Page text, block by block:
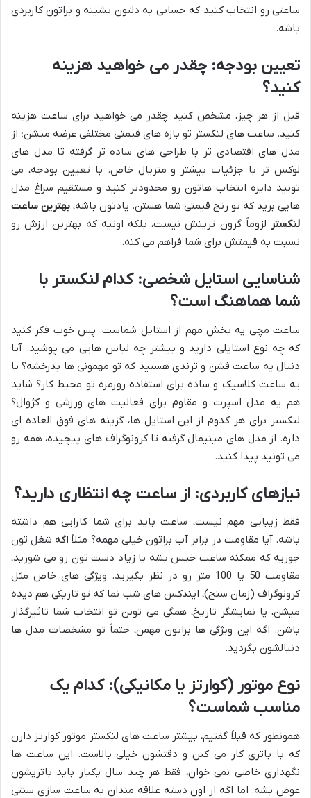
ساعتی رو انتخاب کنید که حسابی به دلتون بشینه و براتون کاربردی
باشه.
تعیین بودجه: چقدر می خواهید هزینه
کنید؟
قبل از هر چیز، مشخص کنید چقدر می خواهید برای ساعت هزینه
کنید. ساعت های لنکستر تو بازه های قیمتی مختلفی عرضه میشن؛ از
مدل های اقتصادی تر با طراحی های ساده تر گرفته تا مدل های
لوکس تر با جزئیات بیشتر و متریال خاص. با تعیین بودجه، می
تونید دایره انتخاب هاتون رو محدودتر کنید و مستقیم سراغ مدل
هایی برید که تو رنج قیمتی شما هستن. یادتون باشه، بهترین ساعت
لنکستر لزوماً گرون ترینش نیست، بلکه اونیه که بهترین ارزش رو
نسبت به قیمتش برای شما فراهم می کنه.
شناسایی استایل شخصی: کدام لنکستر با
شما هماهنگ است؟
ساعت مچی یه بخش مهم از استایل شماست. پس خوب فکر کنید
که چه نوع استایلی دارید و بیشتر چه لباس هایی می پوشید. آیا
دنبال یه ساعت فشن و ترندی هستید که تو مهمونی ها بدرخشه؟ یا
یه ساعت کلاسیک و ساده برای استفاده روزمره تو محیط کار؟ شاید
هم یه مدل اسپرت و مقاوم برای فعالیت های ورزشی و کژوال؟
لنکستر برای هر کدوم از این استایل ها، گزینه های فوق العاده ای
داره. از مدل های مینیمال گرفته تا کرونوگراف های پیچیده، همه رو
می تونید پیدا کنید.
نیازهای کاربردی: از ساعت چه انتظاری دارید؟
فقط زیبایی مهم نیست، ساعت باید برای شما کارایی هم داشته
باشه. آیا مقاومت در برابر آب براتون خیلی مهمه؟ مثلاً اگه شغل تون
جوریه که ممکنه ساعت خیس بشه یا زیاد دست تون رو می شورید،
مقاومت 50 یا 100 متر رو در نظر بگیرید. ویژگی های خاص مثل
کرونوگراف (زمان سنج)، ایندکس های شب نما که تو تاریکی هم دیده
میشن، یا نمایشگر تاریخ، همگی می تونن تو انتخاب شما تاثیرگذار
باشن. اگه این ویژگی ها براتون مهمن، حتماً تو مشخصات مدل ها
دنبالشون بگردید.
نوع موتور (کوارتز یا مکانیکی): کدام یک
مناسب شماست؟
همونطور که قبلاً گفتیم، بیشتر ساعت های لنکستر موتور کوارتز دارن
که با باتری کار می کنن و دقتشون خیلی بالاست. این ساعت ها
نگهداری خاصی نمی خوان، فقط هر چند سال یکبار باید باتریشون
عوض بشه. اما اگه از اون دسته علاقه مندان به ساعت سازی سنتی